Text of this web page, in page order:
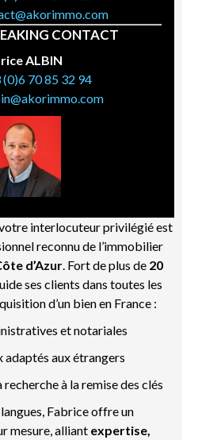
CONTACT
ALBIN
(0)6 70 85 32 94
votre interlocuteur privilégié est
reconnu de l’immobilier
d’Azur . Fort de plus de 20
ses clients dans toutes les
d’un bien en France :
et notariales
adaptés aux étrangers
à la remise des clés
Fabrice offre un
mesure, alliant expertise,